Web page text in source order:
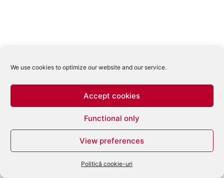
We use cookies to optimize our website and our service.
Accept cookies
Functional only
View preferences
Politică cookie-uri